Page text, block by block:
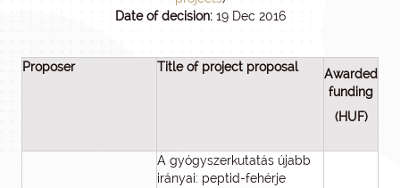
Date of decision:19 Dec 2016
Proposer Title of project proposal
Awarded
funding
(HUF)
A gyógyszerkutatás újabb
irányai: peptid-fehérje